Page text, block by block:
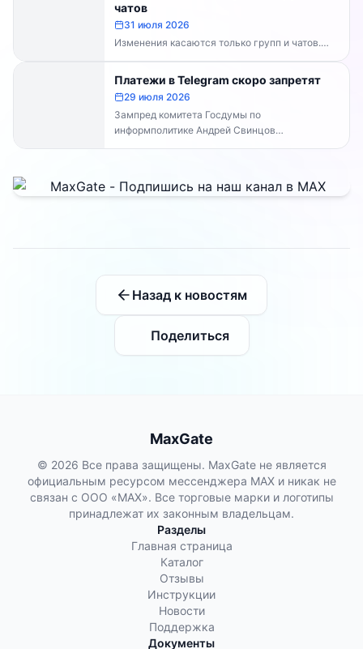
чатов
31 июля 2026
Изменения касаются только групп и чатов.
Каналы работают в прежнем режиме —
владельцам каналов делать...
Платежи в Telegram скоро запретят
29 июля 2026
Зампред комитета Госдумы по
информполитике Андрей Свинцов
рекомендовал россиянам временно
Назад к новостям
Поделиться
MaxGate
© 2026 Все права защищены. MaxGate не является
официальным ресурсом мессенджера MAX и никак не
связан с ООО «МАХ». Все торговые марки и логотипы
принадлежат их законным владельцам.
Разделы
Главная страница
Каталог
Отзывы
Инструкции
Новости
Поддержка
Документы